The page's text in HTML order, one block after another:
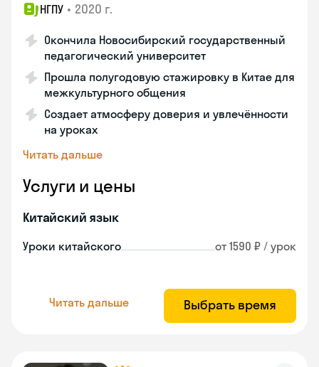
НГПУ • 2020 г.
Окончила Новосибирский государственный
педагогический университет
Прошла полугодовую стажировку в Китае для
межкультурного общения
Создает атмосферу доверия и увлечённости
на уроках
Читать дальше
Услуги и цены
Китайский язык
Уроки китайского от 1590 ₽ / урок
Читать дальше Выбрать время